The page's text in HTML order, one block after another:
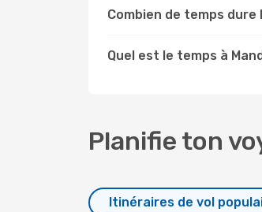
Combien de temps dure
Quel est le temps à
Planifie ton
Itinéraires de vol